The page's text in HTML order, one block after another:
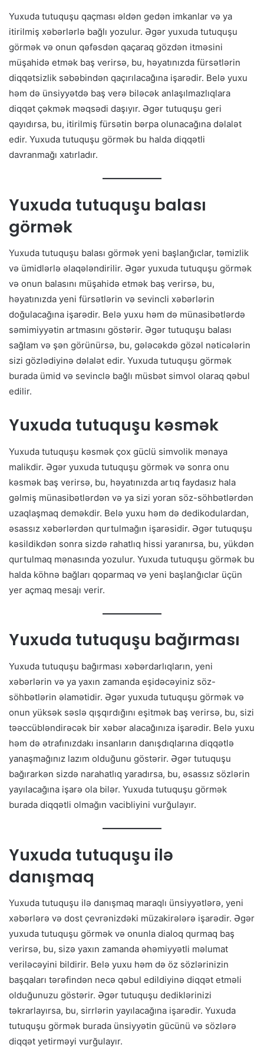
Yuxuda tutuquşu qaçması əldən gedən imkanlar və ya
itirilmiş xəbərlərlə bağlı yozulur. Əgər yuxuda tutuquşu
görmək və onun qəfəsdən qaçaraq gözdən itməsini
müşahidə etmək baş verirsə, bu, həyatınızda fürsətlərin
diqqətsizlik səbəbindən qaçırılacağına işarədir. Belə yuxu
həm də ünsiyyətdə baş verə biləcək anlaşılmazlıqlara
diqqət çəkmək məqsədi daşıyır. Əgər tutuquşu geri
qayıdırsa, bu, itirilmiş fürsətin bərpa olunacağına dəlalət
edir. Yuxuda tutuquşu görmək bu halda diqqətli
davranmağı xatırladır.
Yuxuda tutuquşu balası
görmək
Yuxuda tutuquşu balası görmək yeni başlanğıclar, təmizlik
və ümidlərlə əlaqələndirilir. Əgər yuxuda tutuquşu görmək
və onun balasını müşahidə etmək baş verirsə, bu,
həyatınızda yeni fürsətlərin və sevincli xəbərlərin
doğulacağına işarədir. Belə yuxu həm də münasibətlərdə
səmimiyyətin artmasını göstərir. Əgər tutuquşu balası
sağlam və şən görünürsə, bu, gələcəkdə gözəl nəticələrin
sizi gözlədiyinə dəlalət edir. Yuxuda tutuquşu görmək
burada ümid və sevinclə bağlı müsbət simvol olaraq qəbul
edilir.
Yuxuda tutuquşu kəsmək
Yuxuda tutuquşu kəsmək çox güclü simvolik mənaya
malikdir. Əgər yuxuda tutuquşu görmək və sonra onu
kəsmək baş verirsə, bu, həyatınızda artıq faydasız hala
gəlmiş münasibətlərdən və ya sizi yoran söz-söhbətlərdən
uzaqlaşmaq deməkdir. Belə yuxu həm də dedikodulardan,
əsassız xəbərlərdən qurtulmağın işarəsidir. Əgər tutuquşu
kəsildikdən sonra sizdə rahatlıq hissi yaranırsa, bu, yükdən
qurtulmaq mənasında yozulur. Yuxuda tutuquşu görmək bu
halda köhnə bağları qoparmaq və yeni başlanğıclar üçün
yer açmaq mesajı verir.
Yuxuda tutuquşu bağırması
Yuxuda tutuquşu bağırması xəbərdarlıqların, yeni
xəbərlərin və ya yaxın zamanda eşidəcəyiniz söz-
söhbətlərin əlamətidir. Əgər yuxuda tutuquşu görmək və
onun yüksək səslə qışqırdığını eşitmək baş verirsə, bu, sizi
təəccübləndirəcək bir xəbər alacağınıza işarədir. Belə yuxu
həm də ətrafınızdakı insanların danışdıqlarına diqqətlə
yanaşmağınız lazım olduğunu göstərir. Əgər tutuquşu
bağırarkən sizdə narahatlıq yaradırsa, bu, əsassız sözlərin
yayılacağına işarə ola bilər. Yuxuda tutuquşu görmək
burada diqqətli olmağın vacibliyini vurğulayır.
Yuxuda tutuquşu ilə
danışmaq
Yuxuda tutuquşu ilə danışmaq maraqlı ünsiyyətlərə, yeni
xəbərlərə və dost çevrənizdəki müzakirələrə işarədir. Əgər
yuxuda tutuquşu görmək və onunla dialoq qurmaq baş
verirsə, bu, sizə yaxın zamanda əhəmiyyətli məlumat
veriləcəyini bildirir. Belə yuxu həm də öz sözlərinizin
başqaları tərəfindən necə qəbul edildiyinə diqqət etməli
olduğunuzu göstərir. Əgər tutuquşu dediklərinizi
təkrarlayırsa, bu, sirrlərin yayılacağına işarədir. Yuxuda
tutuquşu görmək burada ünsiyyətin gücünü və sözlərə
diqqət yetirməyi vurğulayır.